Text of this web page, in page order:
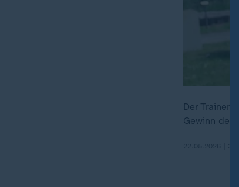
Der Trainer
Gewinn der